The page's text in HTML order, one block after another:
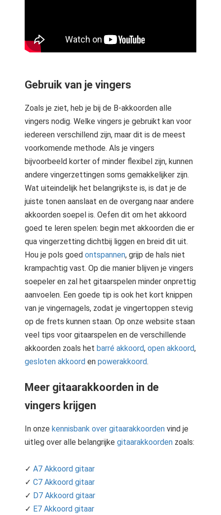
Gebruik van je vingers
Zoals je ziet, heb je bij de B-akkoorden alle
vingers nodig. Welke vingers je gebruikt kan voor
iedereen verschillend zijn, maar dit is de meest
voorkomende methode. Als je vingers
bijvoorbeeld korter of minder flexibel zijn, kunnen
andere vingerzettingen soms gemakkelijker zijn.
Wat uiteindelijk het belangrijkste is, is dat je de
juiste tonen aanslaat en de overgang naar andere
akkoorden soepel is. Oefen dit om het akkoord
goed te leren spelen: begin met akkoorden die er
qua vingerzetting dichtbij liggen en breid dit uit.
Hou je pols goed ontspannen, grijp de hals niet
krampachtig vast. Op die manier blijven je vingers
soepeler en zal het gitaarspelen minder onprettig
aanvoelen. Een goede tip is ook het kort knippen
van je vingernagels, zodat je vingertoppen stevig
op de frets kunnen staan. Op onze website staan
veel tips voor gitaarspelen en de verschillende
akkoorden zoals het barré akkoord, open akkoord,
gesloten akkoord en powerakkoord.
Meer gitaarakkoorden in de
vingers krijgen
In onze kennisbank over gitaarakkoorden vind je
uitleg over alle belangrijke gitaarakkoorden zoals:
✓ A7 Akkoord gitaar
✓ C7 Akkoord gitaar
✓ D7 Akkoord gitaar
✓ E7 Akkoord gitaar